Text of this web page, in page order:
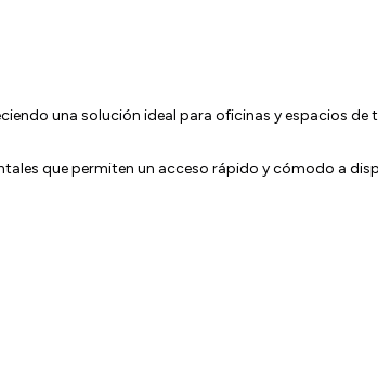
una solución ideal para oficinas y espacios de
que permiten un acceso rápido y cómodo a